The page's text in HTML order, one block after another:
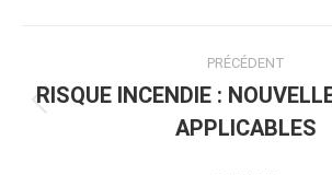
article
PRÉCÉDENT
précédent
RISQUE INCENDIE :
APPLICABLES